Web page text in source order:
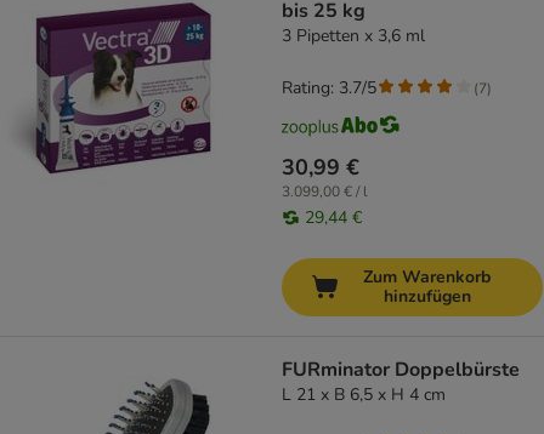
bis 25 kg
3 Pipetten x 3,6 ml
30,99 €
3.099,00 € / l
29,44 €
Rating: 3.7/5 (7)
Zum Warenkorb
hinzufügen
FURminator Doppelbürste
L 21 x B 6,5 x H 4 cm